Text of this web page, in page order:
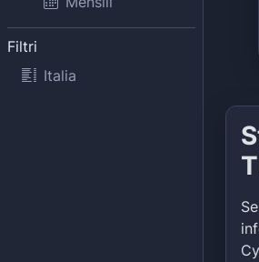
Filtri
Italia